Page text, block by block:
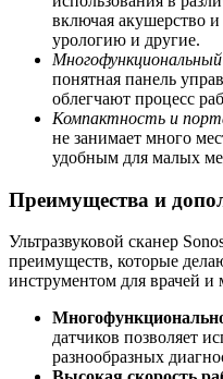
включая акушерство
урологию и другие.
понятная панель
облегчают процесс
Компактность и
не занимает много
удобным для малых
Преимущества и
Ультразвуковой сканер
преимуществ, которые
инструментом для врачей
датчиков позволяет
разнообразных